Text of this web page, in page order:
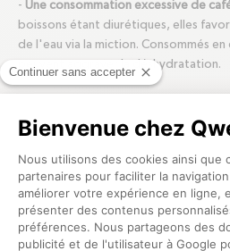
- Une consommation excessive de
boissons étant diurétiques, elles
de l'eau via la miction. Consommés
peuvent aggraver la déshydratation.
sport, on perd de l'eau et des oligo-
et la respiration. C'est pourquoi il
davantage et de consommer des
- Un apport hydrique trop faible :
n'est peut-être pas le cas ! Il est
eau compris entre 1,5 et 2 litres par
sensation de soif, il est important de